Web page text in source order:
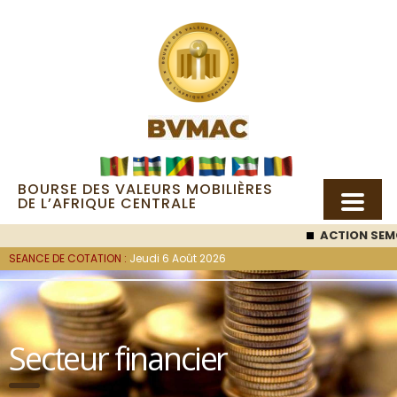
BOURSE DES VALEURS MOBILIÈRES
DE L’AFRIQUE CENTRALE
ACTION SEMC: 53
SEANCE DE COTATION : Jeudi 6 Août 2026
Secteur financier